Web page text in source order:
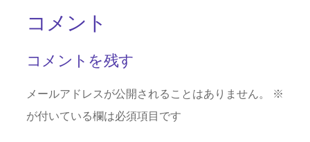
コメント
コメントを残す
メールアドレスが公開されることはありません。
※
が付いている欄は必須項目です